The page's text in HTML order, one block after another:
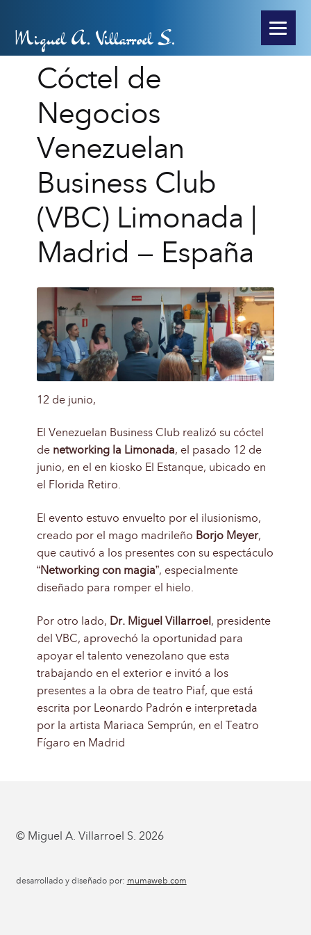
Miguel A. Villarroel S.
Cóctel de
Negocios
Venezuelan
Business Club
(VBC) Limonada |
Madrid – España
12 de junio,
El Venezuelan Business Club realizó su cóctel
de networking la Limonada, el pasado 12 de
junio, en el en kiosko El Estanque, ubicado en
el Florida Retiro.
El evento estuvo envuelto por el ilusionismo,
creado por el mago madrileño Borjo Meyer,
que cautivó a los presentes con su espectáculo
“Networking con magia”, especialmente
diseñado para romper el hielo.
Por otro lado, Dr. Miguel Villarroel , presidente
del VBC, aprovechó la oportunidad para
apoyar el talento venezolano que esta
trabajando en el exterior e invitó a los
presentes a la obra de teatro Piaf, que está
escrita por Leonardo Padrón e interpretada
por la artista Mariaca Semprún, en el Teatro
Fígaro en Madrid
© Miguel A. Villarroel S. 2026
desarrollado y diseñado por: mumaweb.com